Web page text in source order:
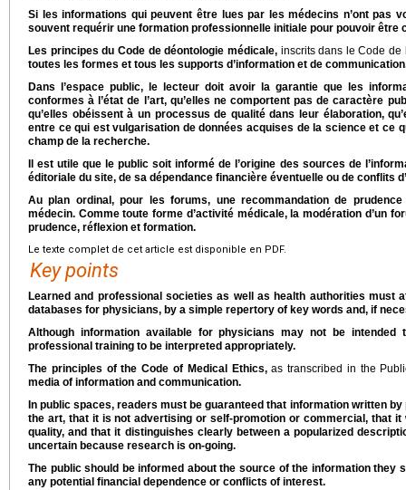
Si les informations qui peuvent être lues par les médecins n’ont pas
souvent requérir une formation professionnelle initiale pour pouvoir être
Les principes du Code de déontologie médicale,inscrits dans le Code de
toutes les formes et tous les supports d’information et de
Dans l’espace public, le lecteur doit avoir la garantie que les
conformes à l’état de l’art, qu’elles ne comportent pas de caractère
qu’elles obéissent à un processus de qualité dans leur élaboration,
entre ce qui est vulgarisation de données acquises de la science et ce
champ de la recherche.
Il est utile que le public soit informé de l’origine des sources de
éditoriale du site, de sa dépendance financière éventuelle ou de conflits
Au plan ordinal, pour les forums, une recommandation de
médecin. Comme toute forme d’activité médicale, la modération d’un
prudence, réflexion et formation.
Le texte complet de cet article est disponible en PDF.
Key points
Learned and professional societies as well as health authorities must
databases for physicians, by a simple repertory of key words and, if
Although information available for physicians may not be
professional training to be interpreted appropriately.
The principles of the Code of Medical Ethics,as transcribed in the
media of information and communication.
In public spaces, readers must be guaranteed that information written
the art, that it is not advertising or self-promotion or commercial, that
quality, and that it distinguishes clearly between a popularized
uncertain because research is on-going.
The public should be informed about the source of the information they
any potential financial dependence or conflicts of interest.